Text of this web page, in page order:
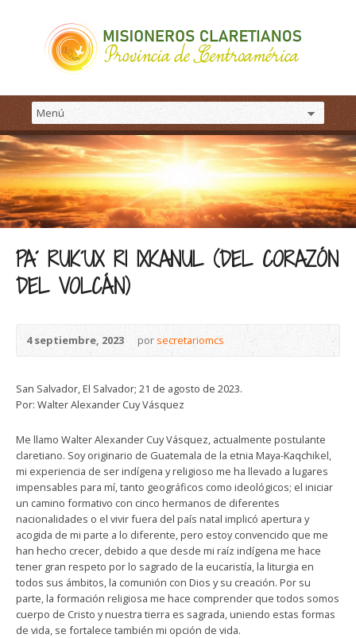
PA´ RUK´UX RI IXKANUL (DEL CORAZÓN
DEL VOLCÁN)
4 septiembre, 2023 porsecretariomcs
San Salvador, El Salvador; 21 de agosto de 2023.
Por: Walter Alexander Cuy Vásquez
Me llamo Walter Alexander Cuy Vásquez, actualmente postulante
claretiano. Soy originario de Guatemala de la etnia Maya-Kaqchikel,
mi experiencia de ser indígena y religioso me ha llevado a lugares
impensables para mí, tanto geográficos como ideológicos; el iniciar
un camino formativo con cinco hermanos de diferentes
nacionalidades o el vivir fuera del país natal implicó apertura y
acogida de mi parte a lo diferente, pero estoy convencido que me
han hecho crecer, debido a que desde mi raíz indígena me hace
tener gran respeto por lo sagrado de la eucaristía, la liturgia en
todos sus ámbitos, la comunión con Dios y su creación. Por su
parte, la formación religiosa me hace comprender que todos somos
cuerpo de Cristo y nuestra tierra es sagrada, uniendo estas formas
de vida, se fortalece también mi opción de vida.